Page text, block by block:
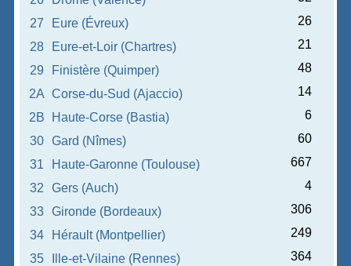
27
Eure (Évreux)
26
28
Eure-et-Loir (Chartres)
21
29
Finistère (Quimper)
48
2A Corse-du-Sud (Ajaccio)
14
2B
Haute-Corse (Bastia)
6
30
Gard (Nîmes)
60
31
Haute-Garonne (Toulouse)
667
32
Gers (Auch)
4
33
Gironde (Bordeaux)
306
34
Hérault (Montpellier)
249
35
Ille-et-Vilaine (Rennes)
364